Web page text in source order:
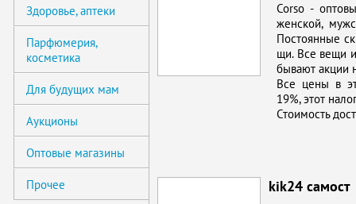
Здоровье, аптеки
Парфюмерия,
косметика
Для будущих мам
Аукционы
Оптовые магазины
Прочее
Corso -
жен­ской,
По­сто­ян­ные
щи. Все ве­щи
бы­ва­ют ак­ции
Все це­ны в
19%, этот
Сто­и­мость
kik24 самост